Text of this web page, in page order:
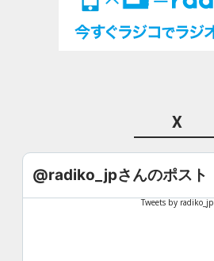
X
@radiko_jpさんのポスト
Tweets by radiko_jp